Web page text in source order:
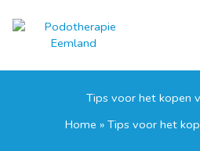
naar
Tips voor het kopen
Home » Tips voor het